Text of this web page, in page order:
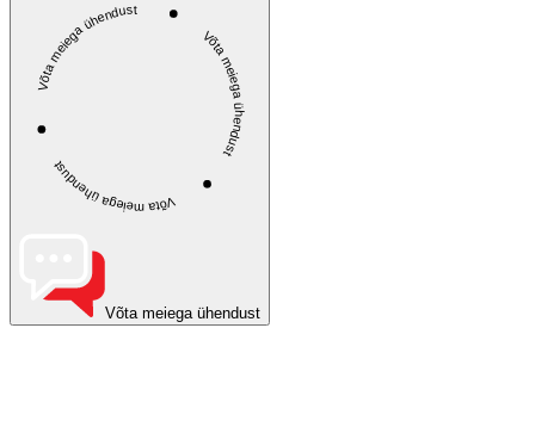
Võta meiega ühendust Võta meiega ühendust
Võta meiega ühendust
Võta meiega ühendust